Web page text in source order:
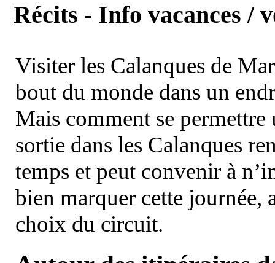
Récits - Info vacances /
Visiter les Calanques de
bout du monde dans un
Mais comment se permettre
sortie dans les Calanques
temps et peut convenir à
bien marquer cette journée,
choix du circuit.